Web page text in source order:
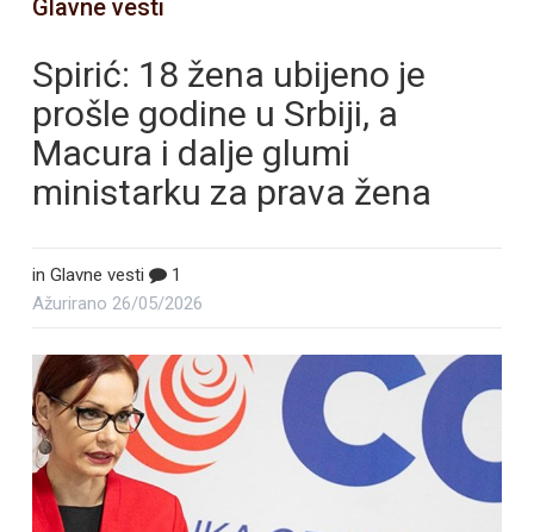
Glavne vesti
Spirić: 18 žena ubijeno je
prošle godine u Srbiji, a
Macura i dalje glumi
ministarku za prava žena
in Glavne vesti
1
Ažurirano 26/05/2026